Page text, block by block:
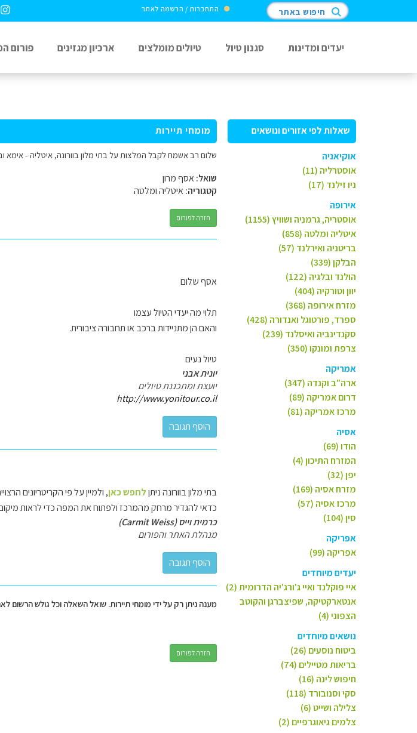
התחברות / הרשמה לאתר חיפוש באתר
יעדים ומדינות סגנון טיול טיולים מומלצים ארכיון מגזינים פורום
שאלות לפי אזורים ונושאים
אוקיאניה
אוסטרליה (11)
ניו זילנד (17)
אירופה
אוסטריה, גרמניה ושוויץ (1155)
איטליה ומלטה (858)
בריטניה ואירלנד (57)
הבלקן (339)
הולנד ובלגיה (122)
יוון וטורקיה (404)
מזרח אירופה (368)
ספרד, פורטוגל ואנדורה (428)
סקנדינביה ואיסלנד (239)
צרפת ומונקו (350)
אמריקה
ארה"ב וקנדה (347)
דרום אמריקה (89)
מרכז אמריקה (81)
אסיה
הודו (69)
המזרח התיכון (4)
יפן (32)
מזרח אסיה (169)
מרכז אסיה (57)
סין (104)
אפריקה
אפריקה (99)
יעדים מיוחדים
איי פוקלנד ואיי ג'ורג'יה הדרומית (2)
אנטארקטיקה, שפיצברגן והקוטב
הצפוני (4)
נושאים מיוחדים
ביטוח נוסעים (26)
בריאות מטיילים (74)
חיפוש לינה (16)
סקי וסנובורד (118)
צלילה ושייט (6)
צלמים גיאוגרפיים (2)
מומחי תיירות
שלום רב אשמח לקבל המלצות על בתי מלון בוורונה, איטליה - אימא
שואל:אסף מרון
קטגוריה:איטליה ומלטה
חזרה לפורום
אסף שלום
תלוי מה יעדי הטיול עצמו
והאם הן מתניידות ברכב או תחבורה ציבורית.
טיול נעים
יונית אבני
יועצת ומתכננת טיולים
http://www.yonitour.co.il
בתי מלון בוורונה ניתןלחפש כאן, ולמיין על פי הקריטריונים
כדאי להגדיר מרחק מהמרכז ולפתוח את המפה כדי לראות
כרמית וייס (Carmit Weiss)
מנהלת האתר והפורום
מענה ניתן רק על ידי מומחי תיירות. שואל השאלה וכל גולש הרשום
חזרה לפורום